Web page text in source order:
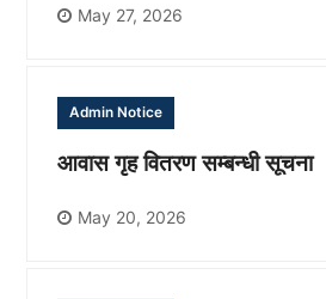
May 27, 2026
Admin Notice
आवास गृह वितरण सम्बन्धी सूचना
May 20, 2026